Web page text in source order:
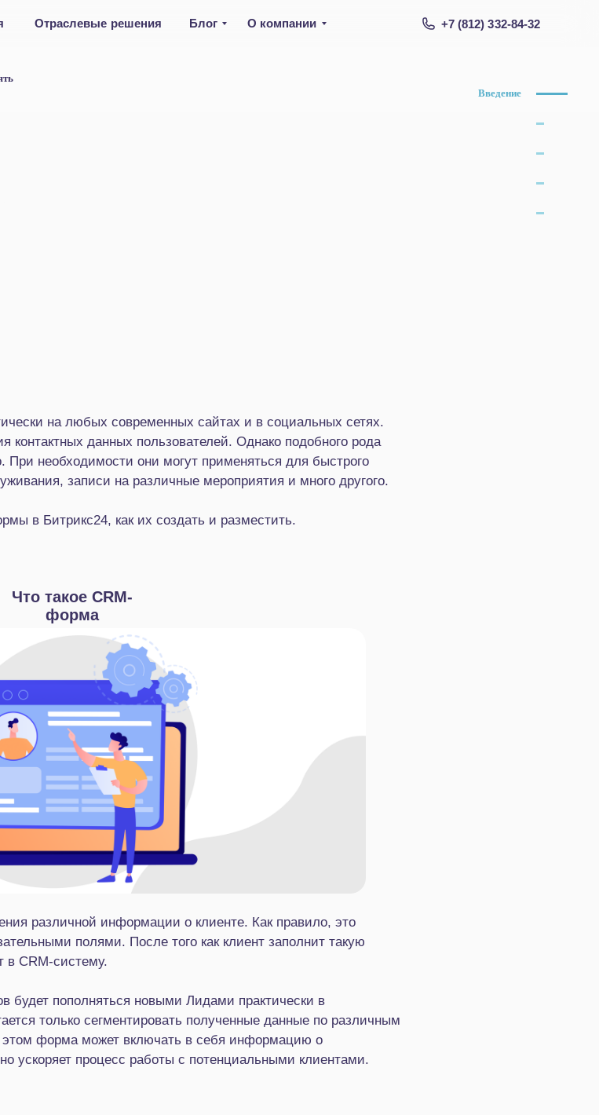
+7 (812) 332-84-32
О компании
Блог
Отраслевые решения
Введение
на любых современных сайтах и в социальных сетях.
контактных данных пользователей. Однако подобного рода
При необходимости они могут применяться для быстрого
записи на различные мероприятия и много другого.
в Битрикс24, как их создать и разместить.
различной информации о клиенте. Как правило, это
полями. После того как клиент заполнит такую
в CRM-систему.
будет пополняться новыми Лидами практически в
только сегментировать полученные данные по различным
этом форма может включать в себя информацию о
ускоряет процесс работы с потенциальными клиентами.
Что такое CRM-
форма